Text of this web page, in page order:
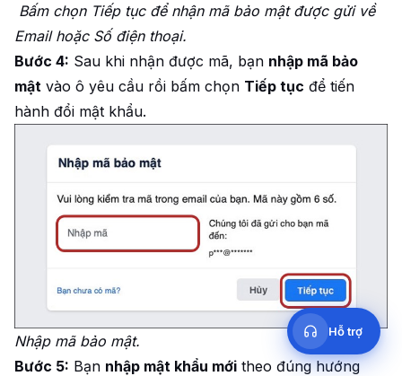
Bấm chọn Tiếp tục để nhận mã bảo mật được gửi về
Email hoặc Số điện thoại.
Bước 4: Sau khi nhận được mã, bạn nhập mã bảo
mật vào ô yêu cầu rồi bấm chọn Tiếp tục để tiến
hành đổi mật khẩu.
Nhập mã bảo mật.
Bước 5: Bạn nhập mật khẩu mới theo đúng hướng
Cần hỗ trợ?
Nhắn Fanpage
Inbox Facebook Like3s
20h–23h30
Hỗ trợ